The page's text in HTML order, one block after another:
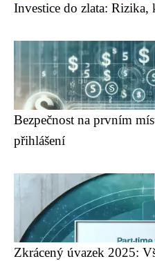
Investice do zlata: Rizika,
Bezpečnost na prvním
přihlášení
Zkrácený úvazek 2025: